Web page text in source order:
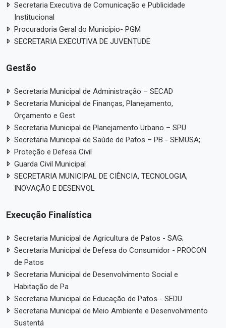
Secretaria Executiva de Comunicação e Publicidade
Institucional
Procuradoria Geral do Município- PGM
SECRETARIA EXECUTIVA DE JUVENTUDE
Gestão
Secretaria Municipal de Administração – SECAD
Secretaria Municipal de Finanças, Planejamento,
Orçamento e Gest
Secretaria Municipal de Planejamento Urbano – SPU
Secretaria Municipal de Saúde de Patos – PB - SEMUSA;
Proteção e Defesa Civil
Guarda Civil Municipal
SECRETARIA MUNICIPAL DE CIÊNCIA, TECNOLOGIA,
INOVAÇÃO E DESENVOL
Execução Finalística
Secretaria Municipal de Agricultura de Patos - SAG;
Secretaria Municipal de Defesa do Consumidor - PROCON
de Patos
Secretaria Municipal de Desenvolvimento Social e
Habitação de Pa
Secretaria Municipal de Educação de Patos - SEDU
Secretaria Municipal de Meio Ambiente e Desenvolvimento
Sustentá